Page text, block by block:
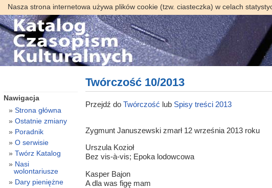
Nasza strona internetowa używa plików cookie (tzw. ciasteczka) w celach
Twórczość 10/2013
Przejdź do Twórczość lub Spisy treści 2013
Zygmunt Januszewski zmarł 12 września 2013 roku
Urszula Kozioł
Bez vis-à-vis; Epoka lodowcowa
Kasper Bajon
A dla was figę mam
Nawigacja
Strona główna
Ostatnie zmiany
Poradnik
O serwisie
Twórz Katalog
Nasi
wolontariusze
Dary pieniężne